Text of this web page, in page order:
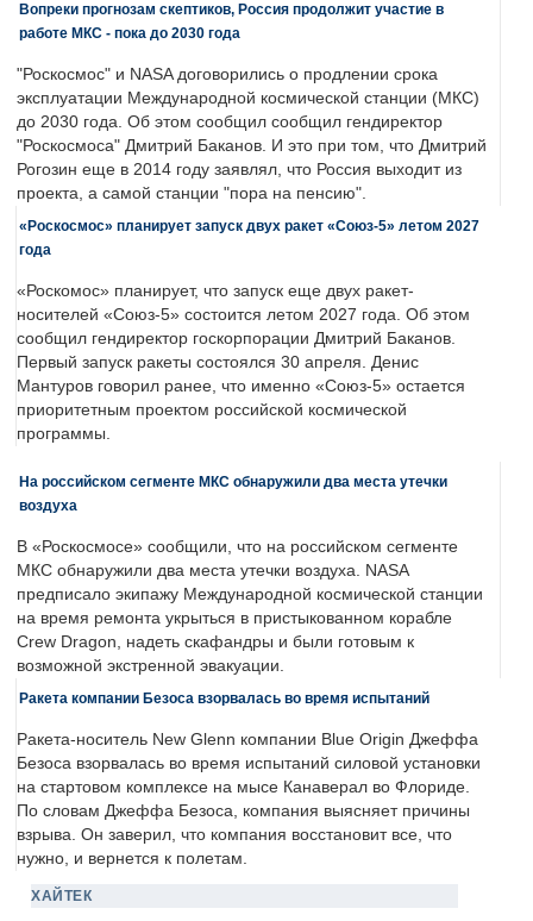
Вопреки прогнозам скептиков, Россия продолжит участие в
работе МКС - пока до 2030 года
"Роскосмос" и NASA договорились о продлении срока
эксплуатации Международной космической станции (МКС)
до 2030 года. Об этом сообщил сообщил гендиректор
"Роскосмоса" Дмитрий Баканов. И это при том, что Дмитрий
Рогозин еще в 2014 году заявлял, что Россия выходит из
проекта, а самой станции "пора на пенсию".
«Роскосмос» планирует запуск двух ракет «Союз-5» летом 2027
года
«Роскомос» планирует, что запуск еще двух ракет-
носителей «Союз-5» состоится летом 2027 года. Об этом
сообщил гендиректор госкорпорации Дмитрий Баканов.
Первый запуск ракеты состоялся 30 апреля. Денис
Мантуров говорил ранее, что именно «Союз-5» остается
приоритетным проектом российской космической
программы.
На российском сегменте МКС обнаружили два места утечки
воздуха
В «Роскосмосе» сообщили, что на российском сегменте
МКС обнаружили два места утечки воздуха. NASA
предписало экипажу Международной космической станции
на время ремонта укрыться в пристыкованном корабле
Crew Dragon, надеть скафандры и были готовым к
возможной экстренной эвакуации.
Ракета компании Безоса взорвалась во время испытаний
Ракета-носитель New Glenn компании Blue Origin Джеффа
Безоса взорвалась во время испытаний силовой установки
на стартовом комплексе на мысе Канаверал во Флориде.
По словам Джеффа Безоса, компания выясняет причины
взрыва. Он заверил, что компания восстановит все, что
нужно, и вернется к полетам.
ХАЙТЕК